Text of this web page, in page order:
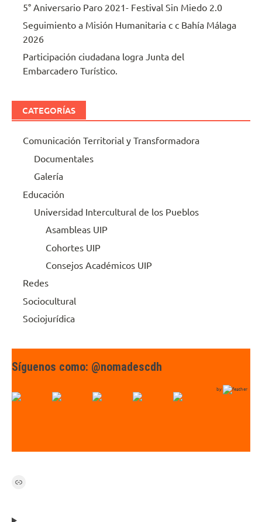
5° Aniversario Paro 2021- Festival Sin Miedo 2.0
Seguimiento a Misión Humanitaria c c Bahía Málaga
2026
Participación ciudadana logra Junta del
Embarcadero Turístico.
CATEGORÍAS
Comunicación Territorial y Transformadora
Documentales
Galería
Educación
Universidad Intercultural de los Pueblos
Asambleas UIP
Cohortes UIP
Consejos Académicos UIP
Redes
Sociocultural
Sociojurídica
Síguenos como: @nomadescdh
by
Link